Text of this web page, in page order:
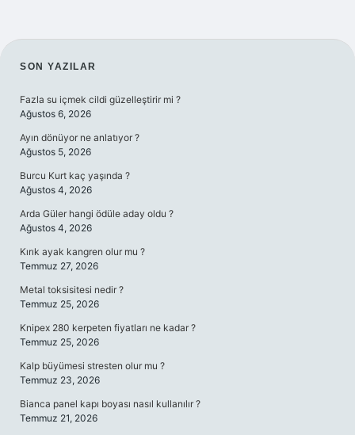
SIDEBAR
SON YAZILAR
Fazla su içmek cildi güzelleştirir mi ?
Ağustos 6, 2026
Ayın dönüyor ne anlatıyor ?
Ağustos 5, 2026
Burcu Kurt kaç yaşında ?
Ağustos 4, 2026
Arda Güler hangi ödüle aday oldu ?
Ağustos 4, 2026
Kırık ayak kangren olur mu ?
Temmuz 27, 2026
Metal toksisitesi nedir ?
Temmuz 25, 2026
Knipex 280 kerpeten fiyatları ne kadar ?
Temmuz 25, 2026
Kalp büyümesi stresten olur mu ?
Temmuz 23, 2026
Bianca panel kapı boyası nasıl kullanılır ?
Temmuz 21, 2026